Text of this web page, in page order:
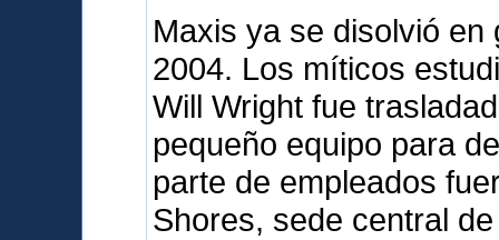
Maxis ya se disolvió
2004. Los míticos
Will Wright fue
pequeño equipo para
parte de empleados
Shores, sede central